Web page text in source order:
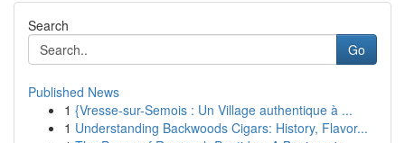
Search
Go
Published News
1 {Vresse-sur-Semois : Un Village authentique à ...
1 Understanding Backwoods Cigars: History, Flavor...